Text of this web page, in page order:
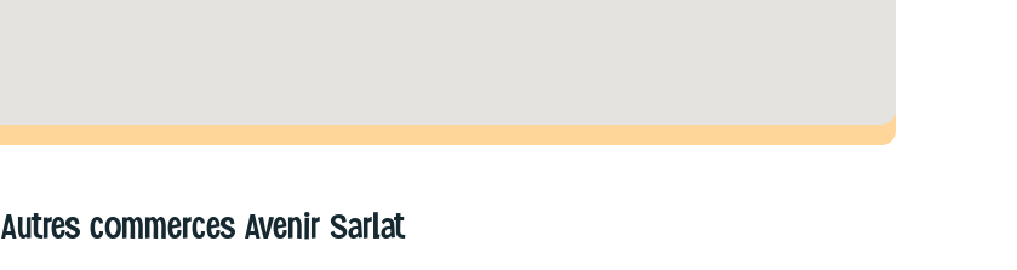
Autres commerces Avenir Sarlat